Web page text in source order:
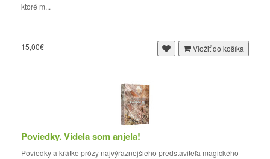
ktoré m...
15,00€ Vložiť do košíka
Poviedky. Videla som anjela!
Poviedky a krátke prózy najvýraznejšieho predstaviteľa magického